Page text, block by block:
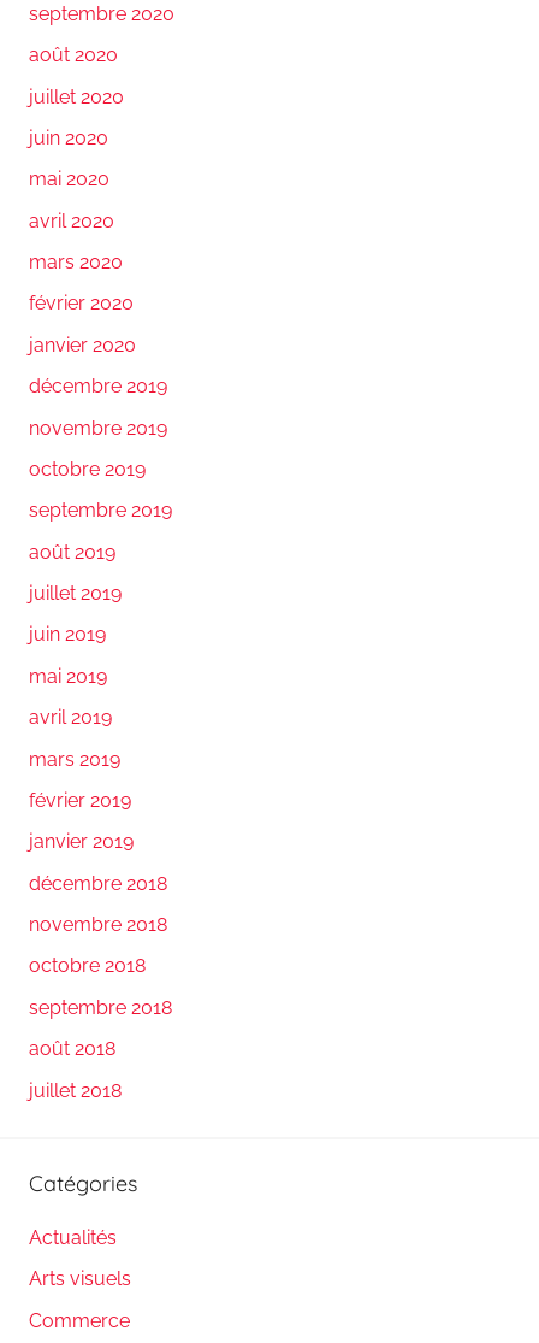
septembre 2020
août 2020
juillet 2020
juin 2020
mai 2020
avril 2020
mars 2020
février 2020
janvier 2020
décembre 2019
novembre 2019
octobre 2019
septembre 2019
août 2019
juillet 2019
juin 2019
mai 2019
avril 2019
mars 2019
février 2019
janvier 2019
décembre 2018
novembre 2018
octobre 2018
septembre 2018
août 2018
juillet 2018
Catégories
Actualités
Arts visuels
Commerce